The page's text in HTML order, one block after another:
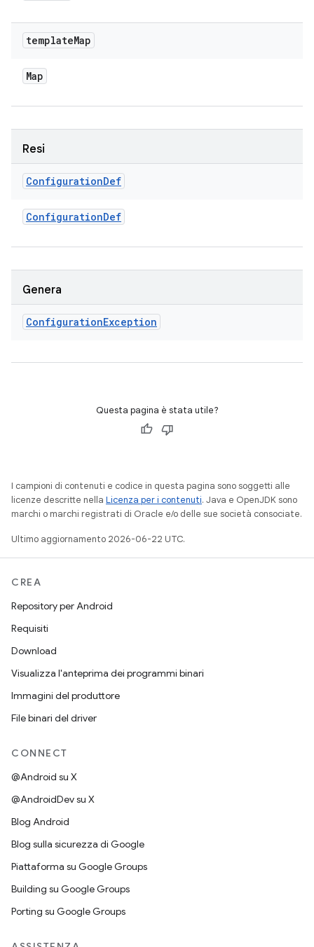
templateMap
Map
Resi
ConfigurationDef
ConfigurationDef
Genera
ConfigurationException
Questa pagina è stata utile?
I campioni di contenuti e codice in questa pagina sono soggetti alle
licenze descritte nella Licenza per i contenuti. Java e OpenJDK sono
marchi o marchi registrati di Oracle e/o delle sue società consociate.
Ultimo aggiornamento 2026-06-22 UTC.
CREA
Repository per Android
Requisiti
Download
Visualizza l'anteprima dei programmi binari
Immagini del produttore
File binari del driver
CONNECT
@Android su X
@AndroidDev su X
Blog Android
Blog sulla sicurezza di Google
Piattaforma su Google Groups
Building su Google Groups
Porting su Google Groups